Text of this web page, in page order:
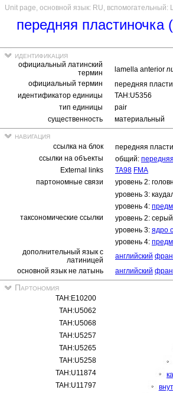
Unit page, основной язык: RU,
передняя пластиночка
идентификация
официальный латинский
термин
lamella anterior
официальный термин
передняя
идентификатор единицы
TAH:U5356
тип единицы
pair
существенность
материальный
навигация
ссылка на блок
передняя
ссылки на объекты
общий:
External links
TA98 FMA
партономные связи
уровень 2:
уровень 3:
уровень 4:
таксономические ссылки
уровень 2:
уровень 3: ядро
уровень 4:
дополнительный язык с
латиницей
английский
основной язык не латынь
английский
Партономия
TAH:E10200
TAH:U5062
TAH:U5068
TAH:U5257
TAH:U5265
TAH:U5258
TAH:U11874
TAH:U11797